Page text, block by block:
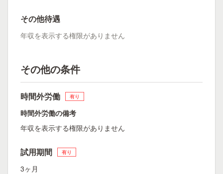
その他待遇
年収を表示する権限がありません
その他の条件
時間外労働 有り
時間外労働の備考
年収を表示する権限がありません
試用期間 有り
3ヶ月